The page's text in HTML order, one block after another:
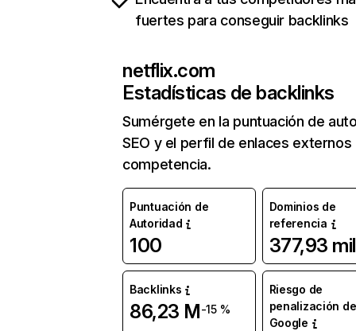
fuertes para conseguir backlinks
netflix.com
Estadísticas de backlinks
Sumérgete en la puntuación de
SEO y el perfil de enlaces externos
competencia.
Puntuación de
Autoridad
100
Dominios de
referencia
377,93 mil
Backlinks
86,23 M-15 %
Riesgo de
penalización de
Google